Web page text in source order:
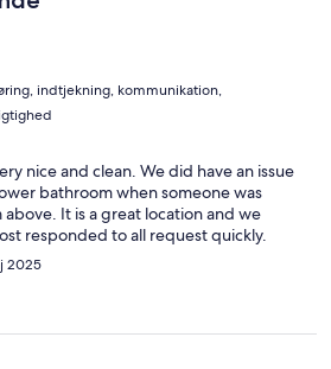
indtjekning, kommunikation,
nice and clean. We did have an issue
bathroom when someone was
It is a great location and we
responded to all request quickly.
2025